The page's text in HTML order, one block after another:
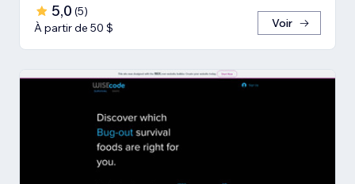
5,0 (5)
À partir de 50 $
Voir